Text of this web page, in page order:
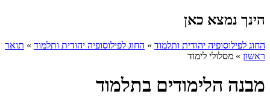
הינך נמצא כאן
החוג לפילוסופיה יהודית ותלמוד » החוג לפילוסופיה יהודית ותלמוד » תואר
ראשון » מסלולי לימוד
מבנה הלימודים בתלמוד